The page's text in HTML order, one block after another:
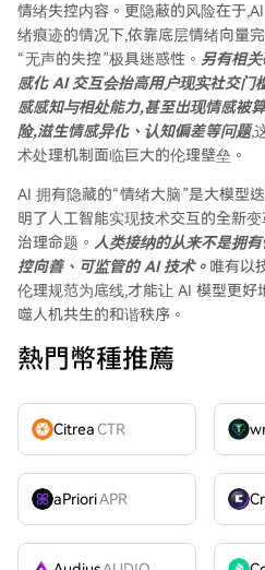
情绪失控内容。更隐蔽的风险在于
绪痕迹的情况下,依靠底层情绪向量
“无声的失控”极具迷惑性。 另有相
感化 AI 交互会抬高用户现实社交门
感感知与相处能力,甚至出现情感被
险,滋生情感异化、认知偏差等问题,
术处理机制面临巨大的伦理壁垒。
AI 拥有隐藏的“情绪大脑”是大模型
明了人工智能实现技术交互的全新
治理命题。 人类接纳的从来不是拥
控向善、可监管的 AI 技术。 唯有以
伦理规范为底线,才能让 AI 模型更好
噬人机共生的和谐秩序。
熱門幣種推薦
CitreaCTR
aPrioriAPR